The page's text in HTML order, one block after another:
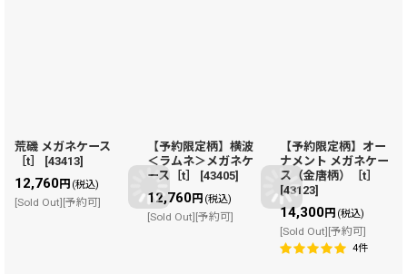
荒磯 メガネケース
［t］
[43413]
12,760円 (税込)
[Sold Out][予約可]
【予約限定柄】横波
＜ラムネ＞メガネケ
ース［t］
[43405]
12,760円 (税込)
[Sold Out][予約可]
【予約限定柄】オー
ナメント メガネケー
ス（金唐柄）［t］
[43123]
14,300円 (税込)
[Sold Out][予約可]
4件